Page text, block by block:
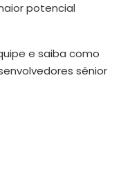
potencial
e saiba como
sênior